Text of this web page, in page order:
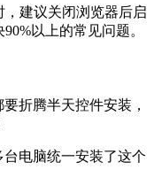
建议关闭浏览器后启
以上的常见问题。
折腾半天控件安装，
电脑统一安装了这个